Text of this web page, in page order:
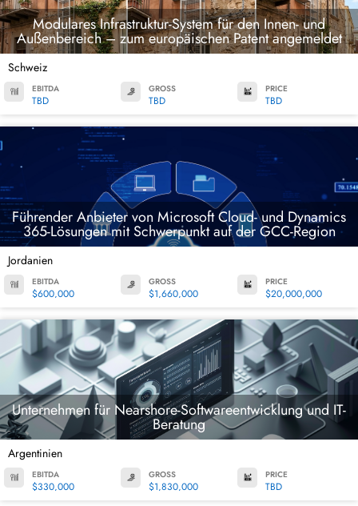
Modulares Infrastruktur-System für den Innen- und
Außenbereich – zum europäischen Patent angemeldet
Schweiz
EBITDA
TBD
GROSS
TBD
PRICE
TBD
Führender Anbieter von Microsoft Cloud- und Dynamics
365-Lösungen mit Schwerpunkt auf der GCC-Region
Jordanien
EBITDA
$600,000
GROSS
$1,660,000
PRICE
$20,000,000
Unternehmen für Nearshore-Softwareentwicklung und IT-
Beratung
Argentinien
EBITDA
$330,000
GROSS
$1,830,000
PRICE
TBD